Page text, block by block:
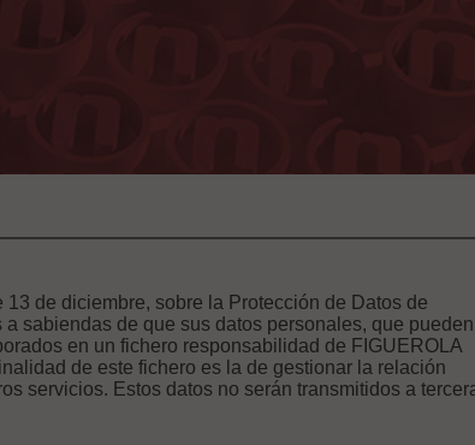
13 de diciembre, sobre la Protección de Datos de
sabiendas de que sus datos personales, que pueden
en un fichero responsabilidad de FIGUEROLA
de este fichero es la de gestionar la relación
servicios. Estos datos no serán transmitidos a